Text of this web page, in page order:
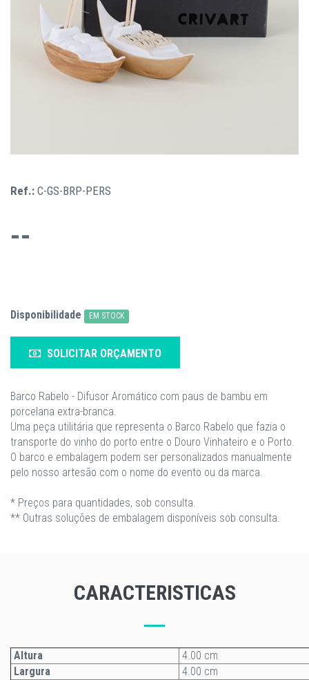
Ref.: C-GS-BRP-PERS
--
Disponibilidade EM STOCK
SOLICITAR ORÇAMENTO
Barco Rabelo - Difusor Aromático com paus de bambu em
porcelana extra-branca.
Uma peça utilitária que representa o Barco Rabelo que fazia o
transporte do vinho do porto entre o Douro Vinhateiro e o Porto.
O barco e embalagem podem ser personalizados manualmente
pelo nosso artesão com o nome do evento ou da marca.
* Preços para quantidades, sob consulta.
** Outras soluções de embalagem disponíveis sob consulta.
CARACTERISTICAS
Altura
4.00 cm
Largura
4.00 cm